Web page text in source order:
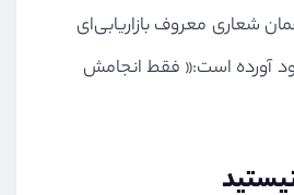
شعاری معروف بازاریابی‌ای
آورده است:« فقط انجامش